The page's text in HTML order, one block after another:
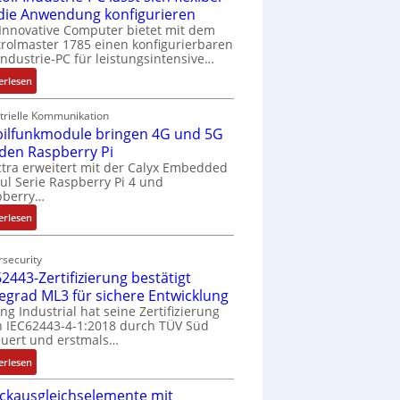
Anwendung konfigurieren
Computer bietet mit dem
1785 einen konfigurierbaren
PC für leistungsintensive…
:
1
9
-
Z
o
l
l
-
I
d
u
s
t
r
i
e
Kommunikation
bringen 4G und 5G
Raspberry Pi
erweitert mit der Calyx Embedded
Serie Raspberry Pi 4 und
:
M
b
i
l
f
u
n
k
Zertifizierung bestätigt
ML3 für sichere Entwicklung
Industrial hat seine Zertifizierung
IEC62443-4-1:2018 durch TÜV Süd
und erstmals…
:
I
E
mit